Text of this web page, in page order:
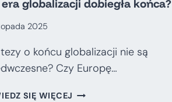
era globalizacji dobiegła końca?
2025
o końcu globalizacji nie są
Czy Europę…
SIĘ WIĘCEJ CZY